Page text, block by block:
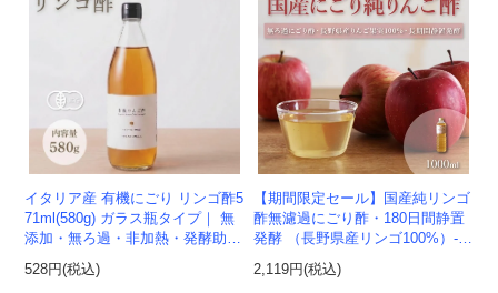
イタリア産 有機にごり リンゴ酢5
71ml(580g) ガラス瓶タイプ｜ 無
添加・無ろ過・非加熱・発酵助剤
不使用のアップルサイダービネガ
ー -かわしま屋-
528円(税込)
【期間限定セール】国産純リンゴ
酢無濾過にごり酢・180日間静置
発酵 （長野県産リンゴ100%）-1
000ml-かわしま屋-
2,119円(税込)